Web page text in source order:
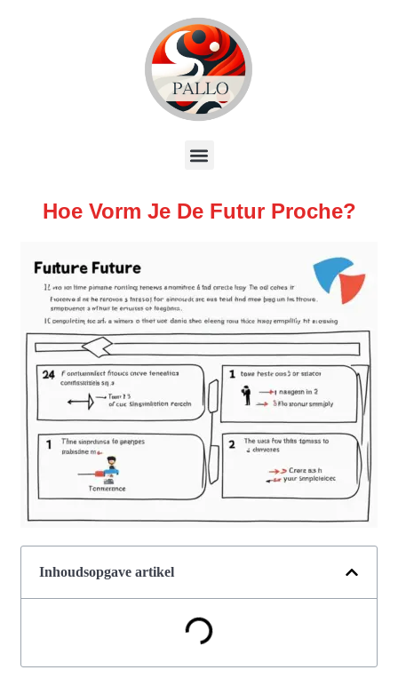
Hoe Vorm Je De Futur Proche?
Inhoudsopgave artikel